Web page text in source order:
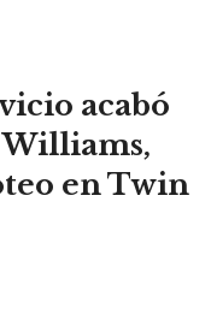
acabó
Williams,
en Twin